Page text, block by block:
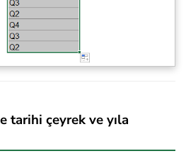
tarihi çeyrek ve yıla